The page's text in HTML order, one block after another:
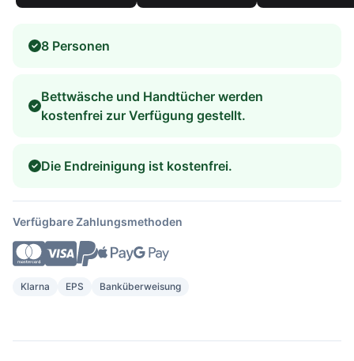
8 Personen
Bettwäsche und Handtücher werden
kostenfrei zur Verfügung gestellt.
Die Endreinigung ist kostenfrei.
Verfügbare Zahlungsmethoden
Klarna EPS Banküberweisung